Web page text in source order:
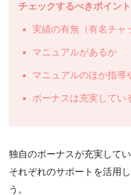
チェックするべきポイント
実績の有無（有名チャ
マニュアルがあるか
マニュアルのほか指導
ボーナスは充実してい
独自のボーナスが充実して
それぞれのサポートを活用
う。